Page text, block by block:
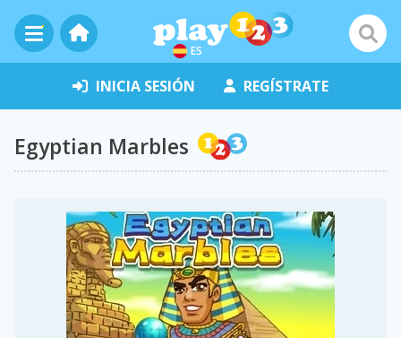
ES
INICIA SESIÓN REGÍSTRATE
Egyptian Marbles